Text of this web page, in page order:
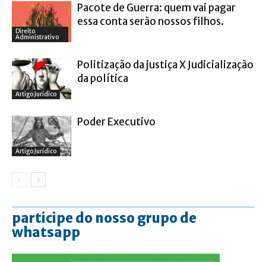
Direito
Administrativo
Pacote de Guerra: quem vai pagar
essa conta serão nossos filhos.
Artigo Jurídico
Politização da justiça X Judicialização
da política
Artigo Jurídico
Poder Executivo
participe do nosso grupo de
whatsapp